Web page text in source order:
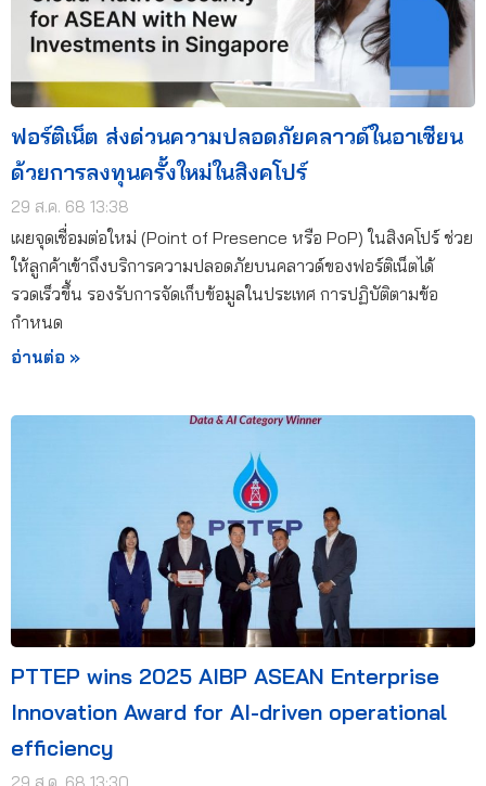
ฟอร์ติเน็ต ส่งด่วนความปลอดภัยคลาวด์ในอาเซียน
ด้วยการลงทุนครั้งใหม่ในสิงคโปร์
29 ส.ค. 68 13:38
เผยจุดเชื่อมต่อใหม่ (Point of Presence หรือ PoP) ในสิงคโปร์ ช่วย
ให้ลูกค้าเข้าถึงบริการความปลอดภัยบนคลาวด์ของฟอร์ติเน็ตได้
รวดเร็วขึ้น รองรับการจัดเก็บข้อมูลในประเทศ การปฏิบัติตามข้อ
กำหนด
อ่านต่อ »
PTTEP wins 2025 AIBP ASEAN Enterprise
Innovation Award for AI-driven operational
efficiency